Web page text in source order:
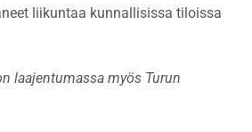
liikuntaa kunnallisissa tiloissa
laajentumassa myös Turun